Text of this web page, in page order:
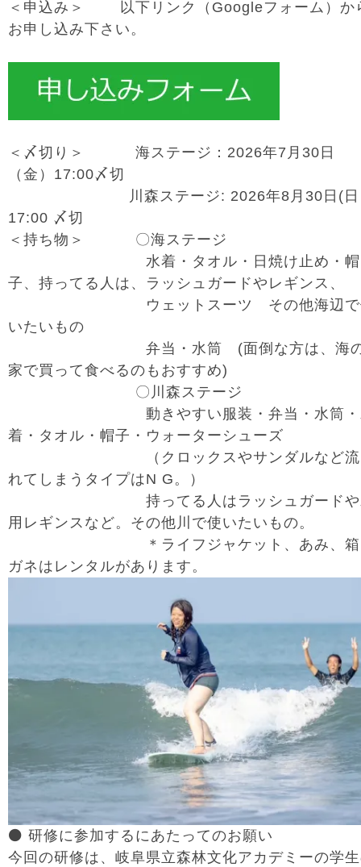
＜申込み＞ 以下リンク（Googleフォーム）か
お申し込み下さい。
＜〆切り＞ 海ステージ：2026年7月30日
（金）17:00〆切
川森ステージ: 2026年8月30日(日
17:00 〆切
＜持ち物＞ 〇海ステージ
水着・タオル・日焼け止め・帽
子、持ってる人は、ラッシュガードやレギンス、
ウェットスーツ その他海辺で
いたいもの
弁当・水筒 (面倒な方は、海
家で買って食べるのもおすすめ)
〇川森ステージ
動きやすい服装・弁当・水筒・
着・タオル・帽子・ウォーターシューズ
（クロックスやサンダルなど流
れてしまうタイプはN G。）
持ってる人はラッシュガードや
用レギンスなど。その他川で使いたいもの。
＊ライフジャケット、あみ、箱
ガネはレンタルがあります。
⚫️ 研修に参加するにあたってのお願い
今回の研修は、岐阜県立森林文化アカデミーの学